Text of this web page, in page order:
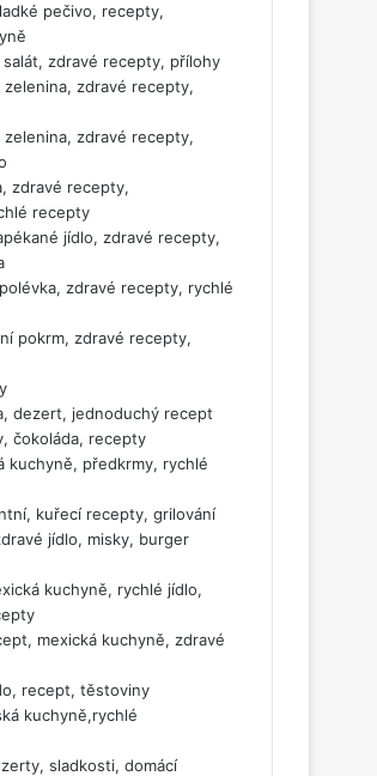
pečivo, recepty,
zdravé recepty, přílohy
zdravé recepty,
zdravé recepty,
zdravé recepty,
recepty
jídlo, zdravé recepty,
zdravé recepty, rychlé
pokrm, zdravé recepty,
dezert, jednoduchý recept
čokoláda, recepty
kuchyně, předkrmy, rychlé
kuřecí recepty, grilování
jídlo, misky, burger
kuchyně, rychlé jídlo,
mexická kuchyně, zdravé
recept, těstoviny
kuchyně,rychlé
sladkosti, domácí